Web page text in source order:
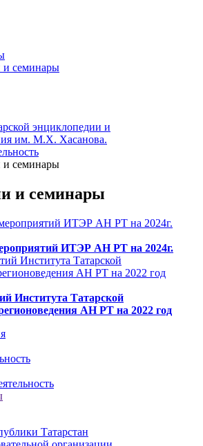
и семинары
энциклопедии и
им. М.Х. Хасанова.
и семинары
и семинары
ИТЭР АН РТ на 2024г.
Института Татарской
АН РТ на 2022 год
Татарстан